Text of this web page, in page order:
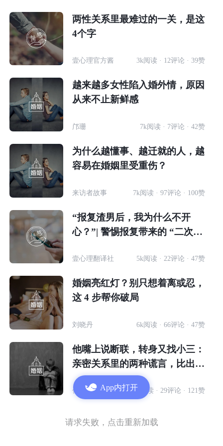
两性关系里最难过的一关，是这
4个字
壹心理官方酱 3k阅读 · 12评论 · 39赞
越来越多女性陷入婚外情，原因
从来不止新鲜感
邝珊 7k阅读 · 7评论 · 42赞
为什么越懂事、越迁就的人，越
容易在婚姻里受重伤？
来访者故事 7k阅读 · 97评论 · 100赞
“报复渣男后，我为什么不开
心？”| 警惕报复带来的 “二次伤
壹心理翻译社 5k阅读 · 22评论 · 47赞
婚姻亮红灯？别只想着离或忍，
这 4 步帮你破局
刘晓丹 6k阅读 · 66评论 · 47赞
他嘴上说断联，转身又找小三：
亲密关系里的两种谎言，比出轨
更伤人
代桂云 3w阅读 · 29评论 · 121赞
请求失败，点击重新加载
App内打开